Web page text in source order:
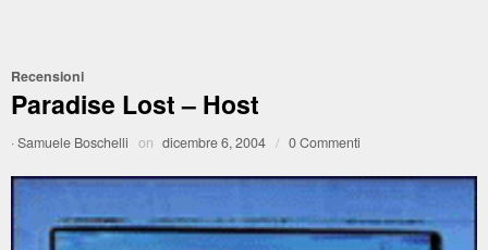
Recensioni
Paradise Lost – Host
·Samuele Boschelli on dicembre 6, 2004 / 0 Commenti